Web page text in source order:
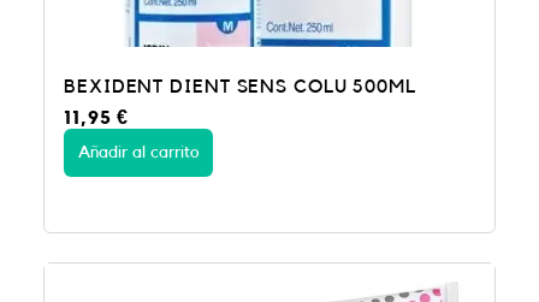
BEXIDENT DIENT SENS COLU 500ML
11,95€
Añadir al carrito